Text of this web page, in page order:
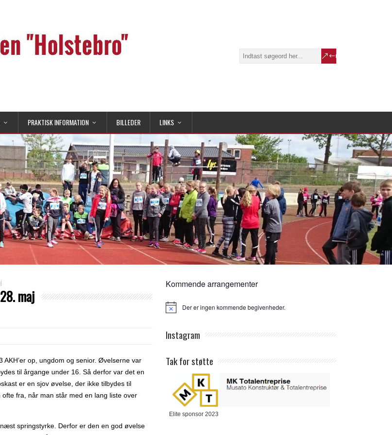
PRAKTISK INFORMATION BILLEDER LINKS
maj
op, ungdom og senior. Øvelserne var
til årgange under 16. Så derfor var det en
er en sjov øvelse, der ikke tilbydes til
fra, når man står med en lang liste over
springstyrke. Derfor er den en god øvelse
Kommende arrangementer
Notice Der er ingen kommende begivenheder.
Instagram
Tak for støtte
Elite sponsor 2023